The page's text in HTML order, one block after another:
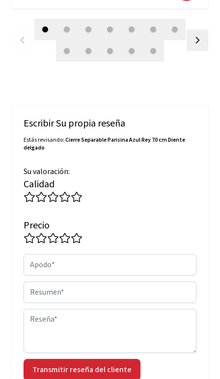
Escribir Su propia reseña
Estás revisando:Cierre Separable Parisina Azul Rey 70 cm Diente
delgado
Su valoración:
Calidad
Precio
Apodo
Resumen
Reseña
Transmitir reseña del cliente